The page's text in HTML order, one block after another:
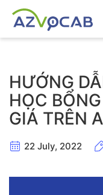
Từ vựng ôn thi
Tiếng Anh phổ
Tiếng Anh thông
HƯỚNG
HỌC
GIÁ TRÊN
22 July, 2022